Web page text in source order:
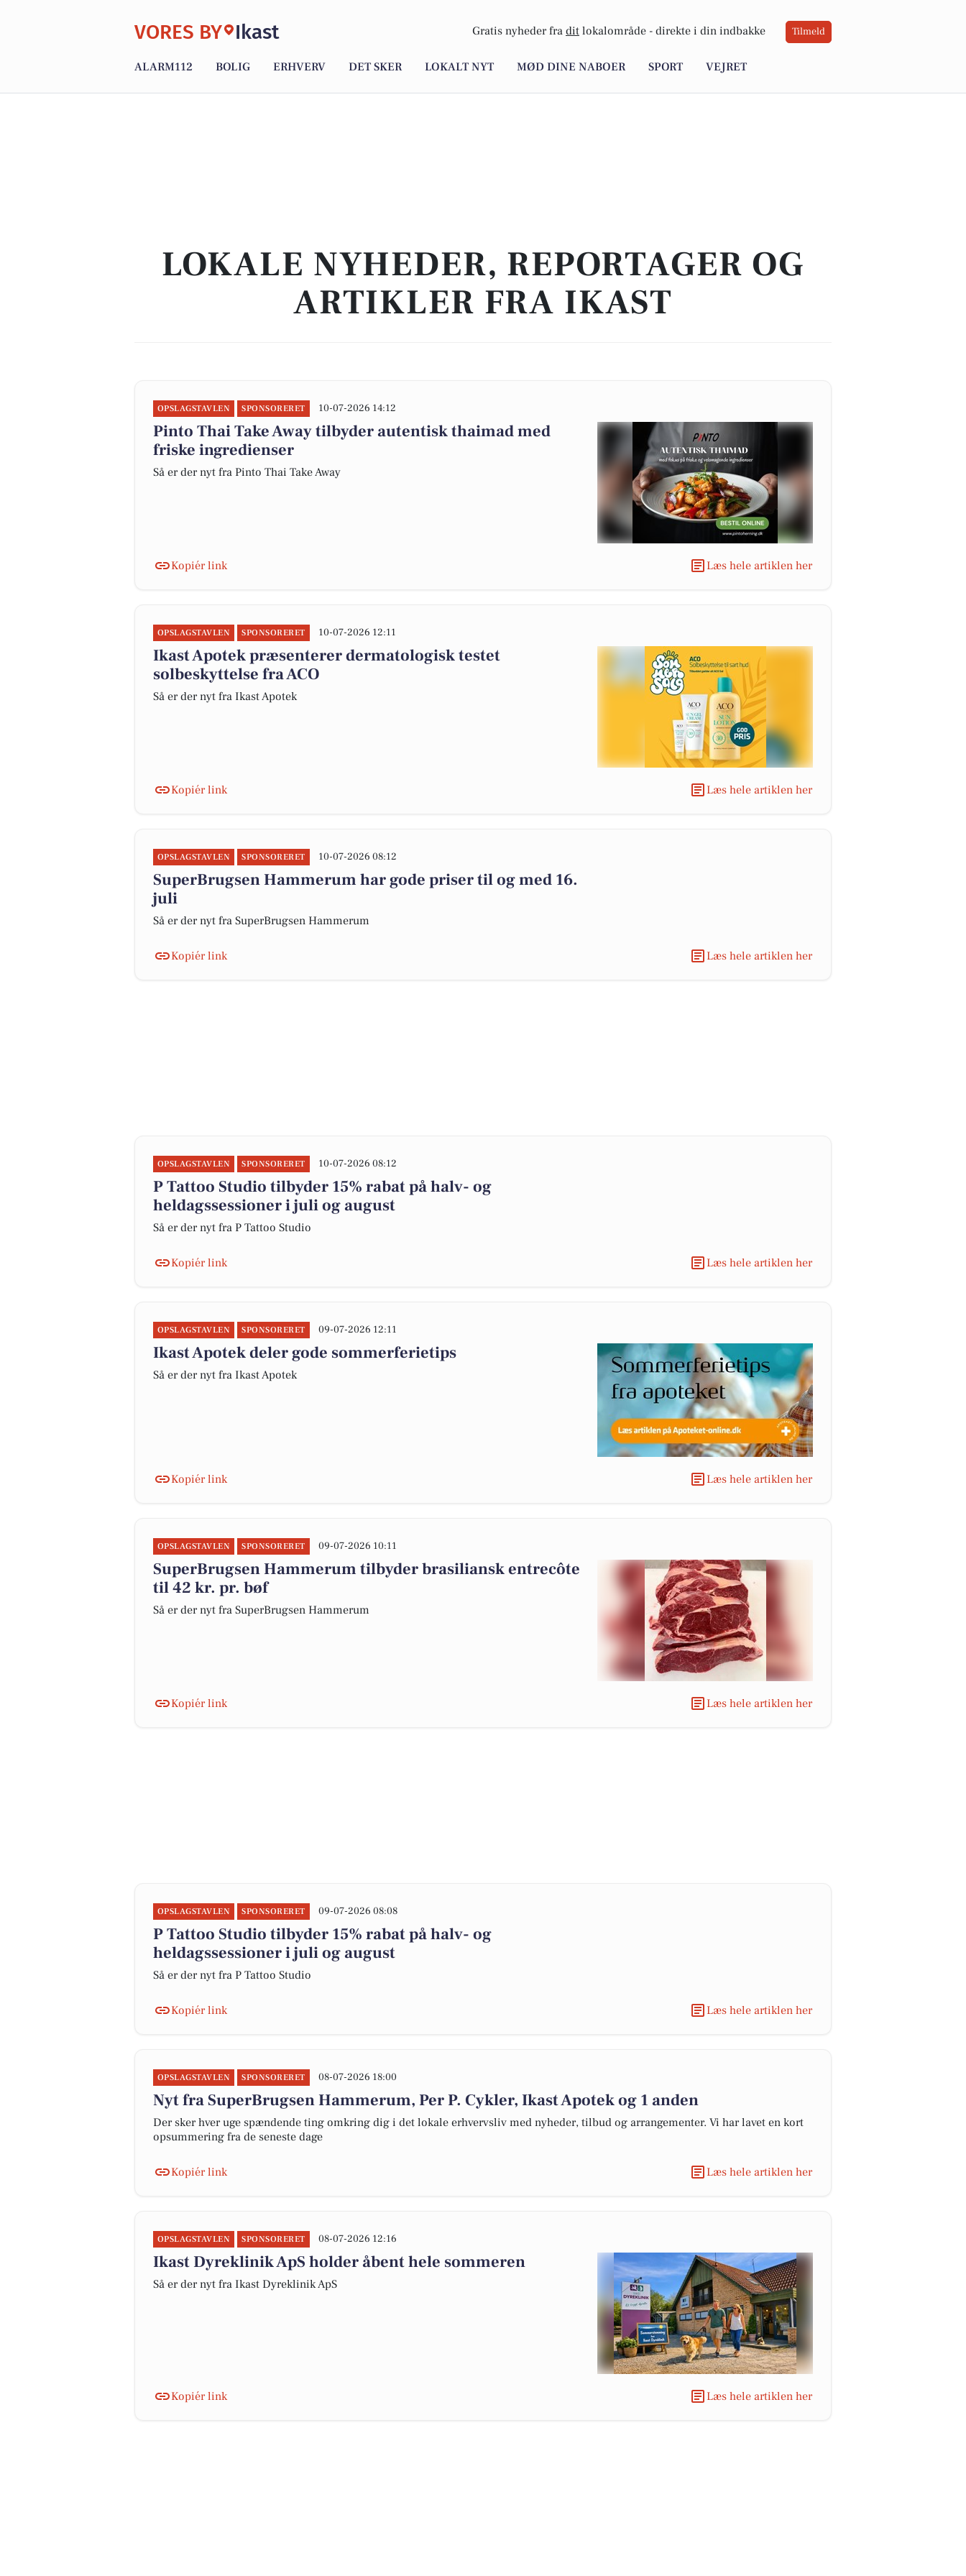
VORES BY Ikast Gratis nyheder fra dit lokalområde - direkte i din indbakke Tilmeld
ALARM112 BOLIG ERHVERV DET SKER LOKALT NYT MØD DINE NABOER SPORT VEJRET
LOKALE NYHEDER, REPORTAGER OG
ARTIKLER FRA IKAST
OPSLAGSTAVLEN SPONSORERET 10-07-2026 14:12
Pinto Thai Take Away tilbyder autentisk thaimad med
friske ingredienser
Så er der nyt fra Pinto Thai Take Away
Kopiér link Læs hele artiklen her
OPSLAGSTAVLEN SPONSORERET 10-07-2026 12:11
Ikast Apotek præsenterer dermatologisk testet
solbeskyttelse fra ACO
Så er der nyt fra Ikast Apotek
Kopiér link Læs hele artiklen her
OPSLAGSTAVLEN SPONSORERET 10-07-2026 08:12
SuperBrugsen Hammerum har gode priser til og med 16.
juli
Så er der nyt fra SuperBrugsen Hammerum
Kopiér link Læs hele artiklen her
OPSLAGSTAVLEN SPONSORERET 10-07-2026 08:12
P Tattoo Studio tilbyder 15% rabat på halv- og
heldagssessioner i juli og august
Så er der nyt fra P Tattoo Studio
Kopiér link Læs hele artiklen her
OPSLAGSTAVLEN SPONSORERET 09-07-2026 12:11
Ikast Apotek deler gode sommerferietips
Så er der nyt fra Ikast Apotek
Kopiér link Læs hele artiklen her
OPSLAGSTAVLEN SPONSORERET 09-07-2026 10:11
SuperBrugsen Hammerum tilbyder brasiliansk entrecôte
til 42 kr. pr. bøf
Så er der nyt fra SuperBrugsen Hammerum
Kopiér link Læs hele artiklen her
OPSLAGSTAVLEN SPONSORERET 09-07-2026 08:08
P Tattoo Studio tilbyder 15% rabat på halv- og
heldagssessioner i juli og august
Så er der nyt fra P Tattoo Studio
Kopiér link Læs hele artiklen her
OPSLAGSTAVLEN SPONSORERET 08-07-2026 18:00
Nyt fra SuperBrugsen Hammerum, Per P. Cykler, Ikast Apotek og 1 anden
Der sker hver uge spændende ting omkring dig i det lokale erhvervsliv med nyheder, tilbud og arrangementer. Vi har lavet en kort
opsummering fra de seneste dage
Kopiér link Læs hele artiklen her
OPSLAGSTAVLEN SPONSORERET 08-07-2026 12:16
Ikast Dyreklinik ApS holder åbent hele sommeren
Så er der nyt fra Ikast Dyreklinik ApS
Kopiér link Læs hele artiklen her